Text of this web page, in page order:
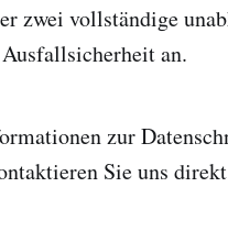
zwei vollständige
an.
zur
Sie uns